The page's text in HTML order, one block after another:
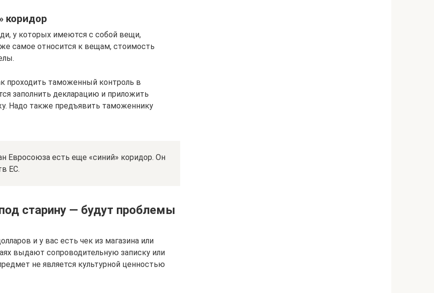
коридор
у которых имеются с собой вещи,
самое относится к вещам, стоимость
проходить таможенный контроль в
заполнить декларацию и приложить
Надо также предъявить таможеннику
Евросоюза есть еще «синий» коридор. Он
ЕС.
старину — будут проблемы
и у вас есть чек из магазина или
выдают сопроводительную записку или
не является культурной ценностью